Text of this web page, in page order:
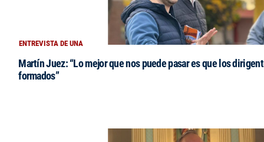
ENTREVISTA DE UNA
Martín Juez: “Lo mejor que nos puede pasar es que los
formados”